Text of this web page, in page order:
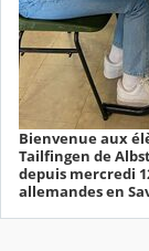
Bienvenue aux
Tailfingen de
depuis mercredi
allemandes en